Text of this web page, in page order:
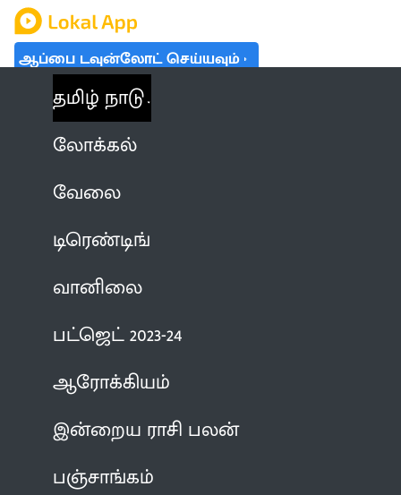
ஆப்பை டவுன்லோட் செய்யவும்
தமிழ் நாடு
லோக்கல்
வேலை
டிரெண்டிங்
வானிலை
பட்ஜெட் 2023-24
ஆரோக்கியம்
இன்றைய ராசி பலன்
பஞ்சாங்கம்